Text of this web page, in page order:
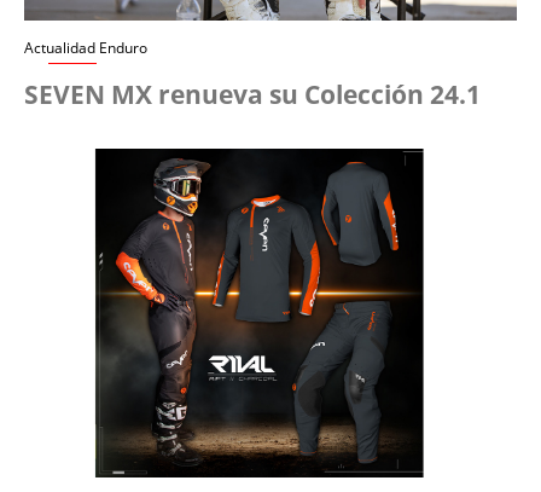
Actualidad Enduro
SEVEN MX renueva su Colección 24.1